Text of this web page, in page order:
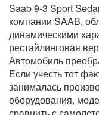
Saab 9-3 Sport
компании SAAB,
динамическими
рестайлинговая
Автомобиль
Если учесть тот
занималась
оборудования,